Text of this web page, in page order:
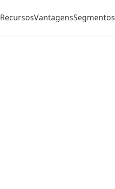
RecursosVantagensSegmentos